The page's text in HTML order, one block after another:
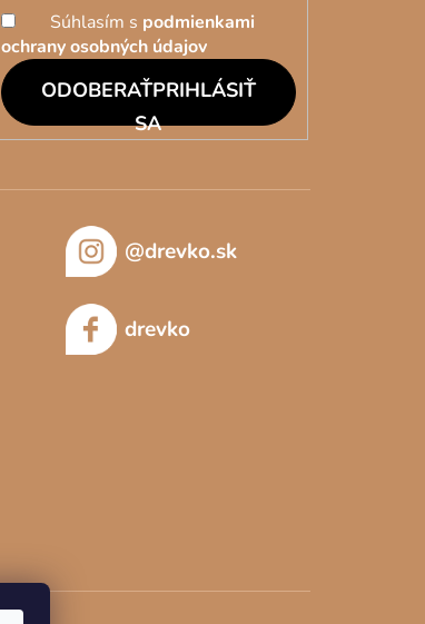
Súhlasím s podmienkami
ochrany osobných údajov
PRIHLÁSIŤ
SA
@drevko.sk
drevko